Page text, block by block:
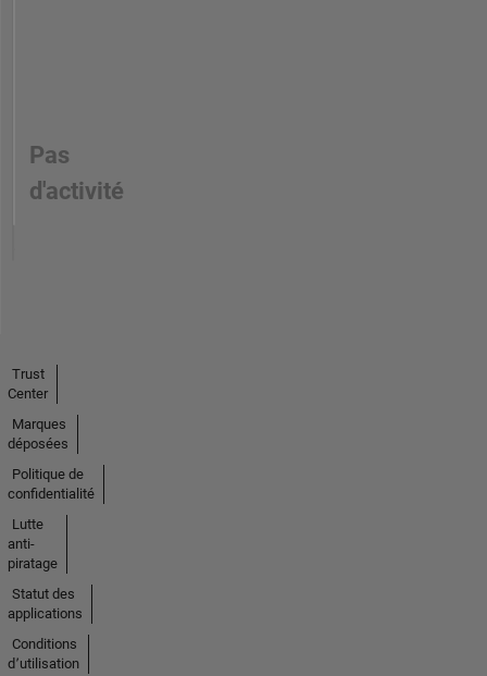
Pas
d'activité
Trust
Center
Marques
déposées
Politique de
confidentialité
Lutte
anti-
piratage
Statut des
applications
Conditions
d՚utilisation